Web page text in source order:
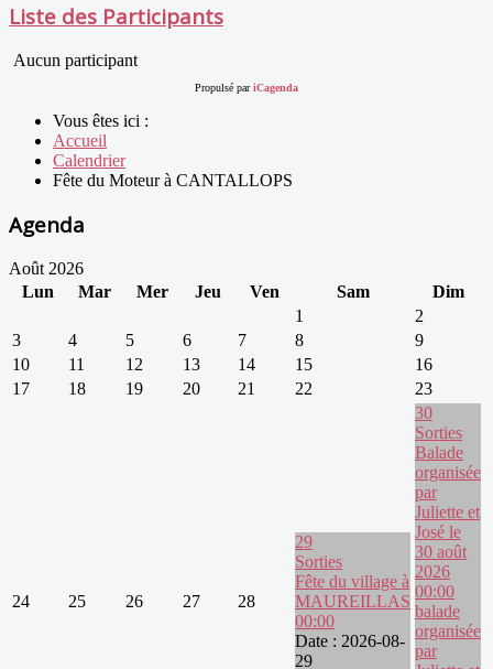
Liste des Participants
Aucun participant
Propulsé pariCagenda
Vous êtes ici :
Accueil
Calendrier
Fête du Moteur à CANTALLOPS
Agenda
Août 2026
Lun
Mar Mer Jeu Ven Sam
Dim
1
2
3
4 5 6 7 8
9
10
11 12 13 14 15
16
17
18 19 20 21 22 23
24 25 26 27 28
29
Sorties
Fête du village à
MAUREILLAS
00:00
Date : 2026-08-
29
30
Sorties
Balade
organisée
par
Juliette et
José le
30 août
2026
00:00
balade
organisée
par